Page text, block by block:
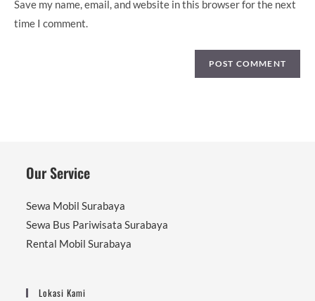
Save my name, email, and website in this browser for the next
time I comment.
Our Service
Sewa Mobil Surabaya
Sewa Bus Pariwisata Surabaya
Rental Mobil Surabaya
Lokasi Kami